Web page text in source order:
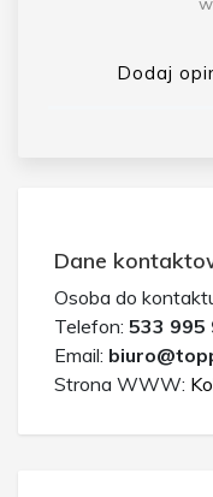
Dodaj
Dane
Osoba do
Telefon: 533 995
Email:
Strona WWW: